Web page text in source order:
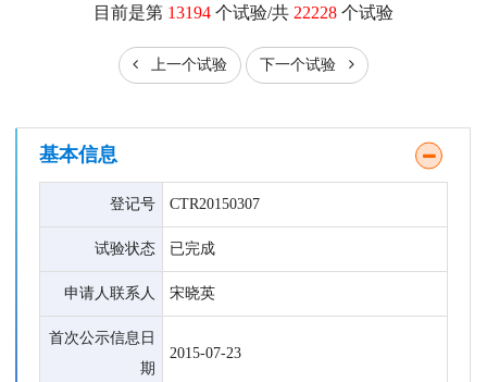
目前是第 13194 个试验/共 22228 个试验
上一个试验 下一个试验
基本信息
登记号 CTR20150307
试验状态 已完成
申请人联系人 宋晓英
首次公示信息日
期
2015-07-23